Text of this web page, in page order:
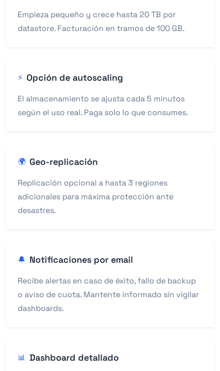
Empieza pequeño y crece hasta 20 TB por
datastore. Facturación en tramos de 100 GB.
⚡ Opción de autoscaling
El almacenamiento se ajusta cada 5 minutos
según el uso real. Paga solo lo que consumes.
🌍 Geo-replicación
Replicación opcional a hasta 3 regiones
adicionales para máxima protección ante
desastres.
🔔 Notificaciones por email
Recibe alertas en caso de éxito, fallo de backup
o aviso de cuota. Mantente informado sin vigilar
dashboards.
📊 Dashboard detallado